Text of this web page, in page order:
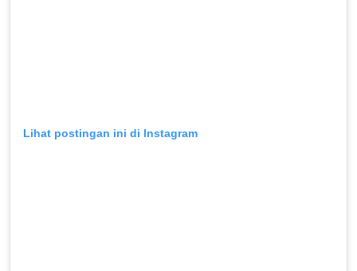
Lihat postingan ini di Instagram